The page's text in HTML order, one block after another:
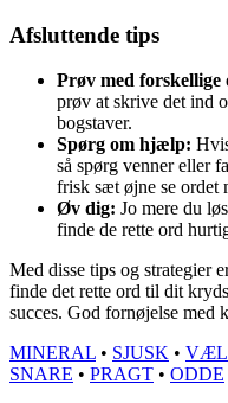
Afsluttende tips
Prøv med forskellige
prøv at skrive det ind
bogstaver.
Spørg om hjælp:
så spørg venner eller
frisk sæt øjne se ordet
Øv dig: Jo mere du
finde de rette ord
Med disse tips og strategier
finde det rette ord til dit
succes. God fornøjelse med
MINERAL • SJUSK •
SNARE • PRAGT • ODDE